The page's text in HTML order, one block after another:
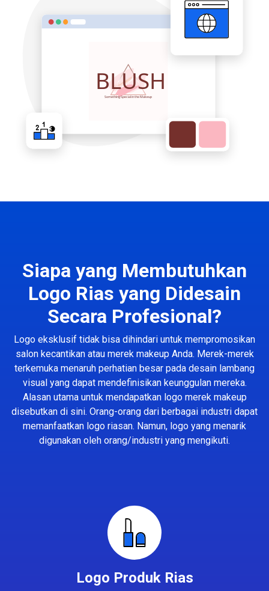
Siapa yang Membutuhkan
Logo Rias yang Didesain
Secara Profesional?
Logo eksklusif tidak bisa dihindari untuk mempromosikan
salon kecantikan atau merek makeup Anda. Merek-merek
terkemuka menaruh perhatian besar pada desain lambang
visual yang dapat mendefinisikan keunggulan mereka.
Alasan utama untuk mendapatkan logo merek makeup
disebutkan di sini. Orang-orang dari berbagai industri dapat
memanfaatkan logo riasan. Namun, logo yang menarik
digunakan oleh orang/industri yang mengikuti.
Logo Produk Rias